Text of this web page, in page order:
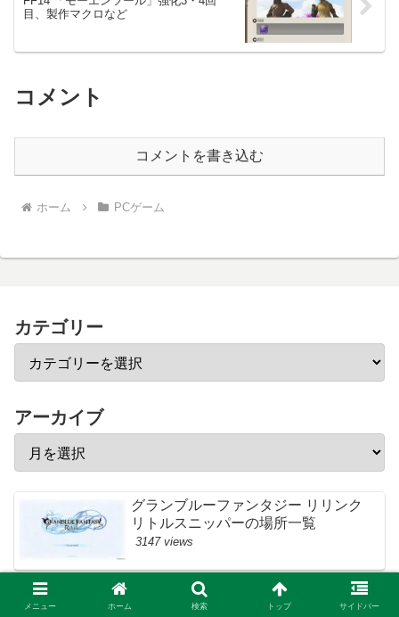
目、製作マクロなど
コメント
コメントを書き込む
ホーム PCゲーム
カテゴリー
アーカイブ
グランブルーファンタジー リリンク
リトルスニッパーの場所一覧
3147 views
バイオハザード レクイエム「LEON
MUST DIE FOREVER」のクリア特典
メニュー ホーム 検索 トップ サイドバー